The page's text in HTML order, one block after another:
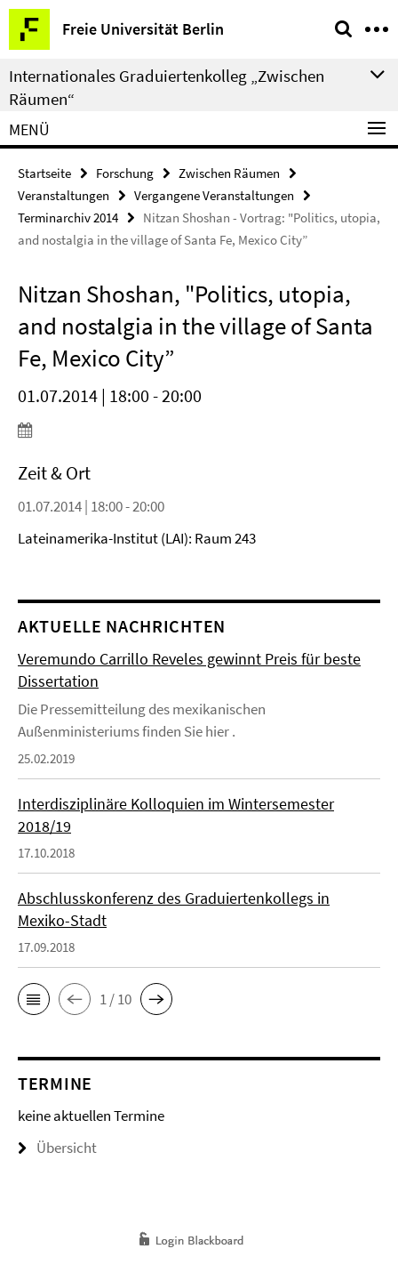
Springe
direkt
zu
Inhalt
Freie Universität Berlin
Service-
Navigation
Internationales Graduiertenkolleg „Zwischen
Räumen“
MENÜ
Startseite Forschung
Zwischen Räumen
Veranstaltungen
Vergangene Veranstaltungen
Terminarchiv 2014
Nitzan Shoshan - Vortrag: "Politics, utopia,
and nostalgia in the village of Santa Fe, Mexico City”
Nitzan Shoshan, "Politics, utopia,
and nostalgia in the village of Santa
Fe, Mexico City”
01.07.2014 | 18:00 - 20:00
Zeit & Ort
01.07.2014 | 18:00 - 20:00
Lateinamerika-Institut (LAI): Raum 243
AKTUELLE NACHRICHTEN
Veremundo Carrillo Reveles gewinnt Preis für beste
Dissertation
Die Pressemitteilung des mexikanischen
Außenministeriums finden Sie hier .
25.02.2019
Interdisziplinäre Kolloquien im Wintersemester
2018/19
17.10.2018
Abschlusskonferenz des Graduiertenkollegs in
Mexiko-Stadt
17.09.2018
1 / 10
TERMINE
keine aktuellen Termine
Übersicht